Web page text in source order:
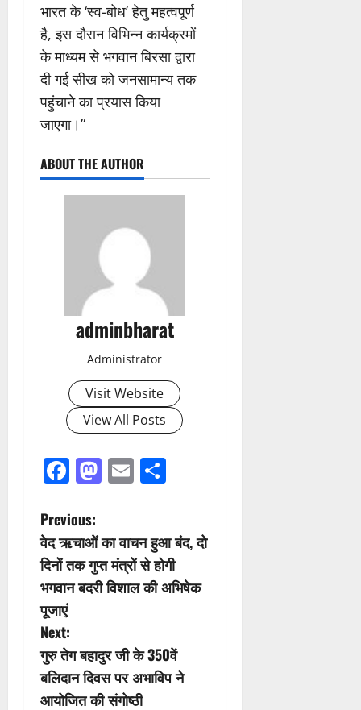
भारत के ‘स्व-बोध’ हेतु महत्वपूर्ण
है, इस दौरान विभिन्न कार्यक्रमों
के माध्यम से भगवान बिरसा द्वारा
दी गई सीख को जनसामान्य तक
पहुंचाने का प्रयास किया
जाएगा।”
ABOUT THE AUTHOR
adminbharat
Administrator
Visit Website
View All Posts
Facebook
Mastodon
Email
P
o
s
t
n
a
Previous:
वेद ऋचाओं का वाचन हुआ बंद, दो
दिनों तक गुप्त मंत्रों से होगी
भगवान बदरी विशाल की अभिषेक
पूजाएं
Next:
गुरु तेग बहादुर जी के 350वें
बलिदान दिवस पर अभाविप ने
आयोजित की संगोष्ठी